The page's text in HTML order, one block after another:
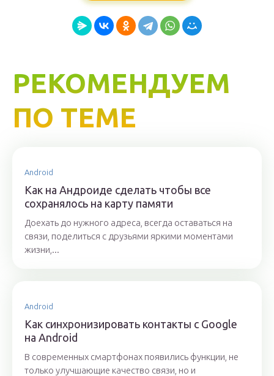
РЕКОМЕНДУЕМ
ПО ТЕМЕ
Android
Как на Андроиде сделать чтобы все
сохранялось на карту памяти
Доехать до нужного адреса, всегда оставаться на
связи, поделиться с друзьями яркими моментами
жизни,...
Android
Как синхронизировать контакты с Google
на Android
В современных смартфонах появились функции, не
только улучшающие качество связи, но и